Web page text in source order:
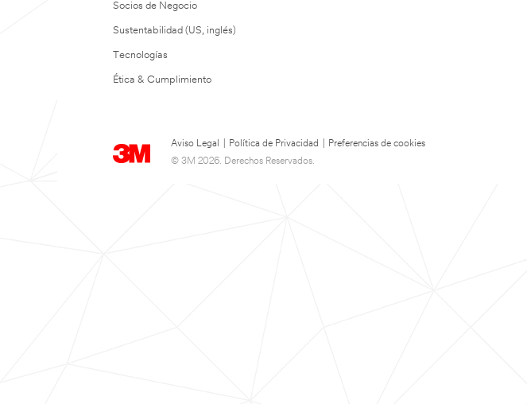
Socios de Negocio
Sustentabilidad (US, inglés)
Tecnologías
Ética & Cumplimiento
Aviso Legal Política de Privacidad
Preferencias de cookies
© 3M 2026. Derechos Reservados.